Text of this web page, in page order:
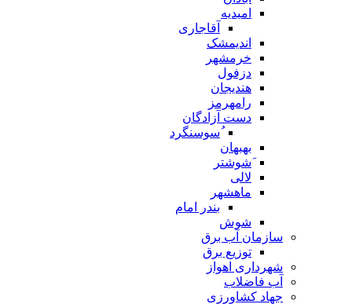
امیدیه
آقاجاری
اندیمشک
خرمشهر
دزفول
هندیجان
رامهرمز
دست آزادگان
ُسوسنگرد
بهبهان
َشوشتر
لالی
ماهشهر
بندر امام
شوش
سازمان آب برق
توزیع برق
شهرداری اهواز
آب فاضلاب
جهاد کشاورزی